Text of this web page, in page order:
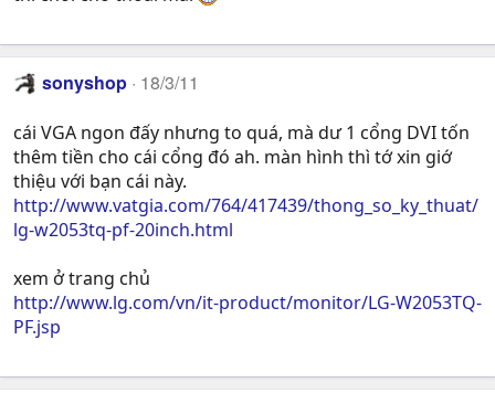
sonyshop 18/3/11
cái VGA ngon đấy nhưng to quá, mà dư 1 cổng DVI tốn
thêm tiền cho cái cổng đó ah. màn hình thì tớ xin giớ
thiệu với bạn cái này.
http://www.vatgia.com/764/417439/thong_so_ky_thuat/
lg-w2053tq-pf-20inch.html
xem ở trang chủ
http://www.lg.com/vn/it-product/monitor/LG-W2053TQ-
PF.jsp